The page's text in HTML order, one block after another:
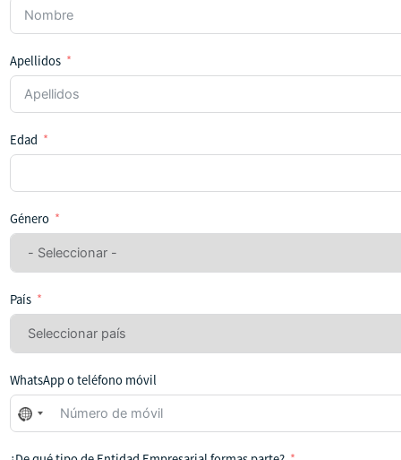
Apellidos
Edad
Género
País
WhatsApp o teléfono móvil
No
se